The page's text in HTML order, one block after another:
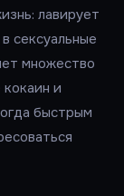
лавирует
сексуальные
множество
и
быстрым